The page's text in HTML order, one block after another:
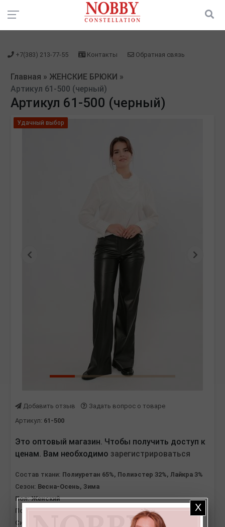
зарегистрироваться" />зарегистрироваться" />
+7(383) 213-77-55 Контакты Обратная связь
Главная » ЖЕНСКИЕ БРЮКИ »
Артикул 61-500 (черный)
Артикул 61-500 (черный)
Удачный выбор
Предыдущая
Добавить отзыв
Задать вопрос о товаре
Артикул: 61-500
Это оптовый магазин. Чтобы получить доступ к
ценам. Вам необходимо зарегистрироваться
Состав ткани: Полиуретан 65%, Полиэстер 32%, Лайкра 3%
Сезон: Весна-Осень, Зима
Пол: Женский
Посадка: Высокая
Силуэт: